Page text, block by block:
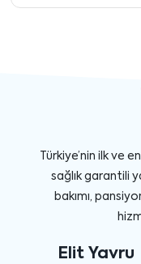
Türkiye’nin ilk ve
sağlık garantili
bakımı,
Elit Yavru